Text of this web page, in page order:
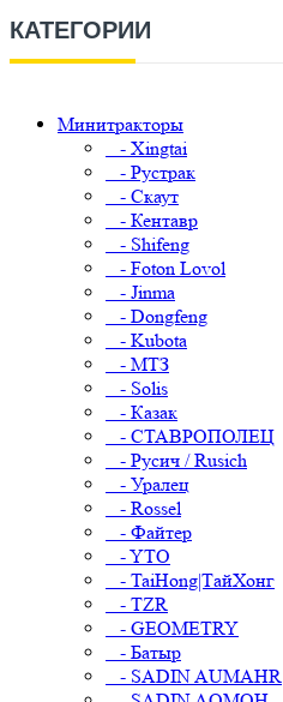
КАТЕГОРИИ
Минитракторы
- Xingtai
- Рустрак
- Скаут
- Кентавр
- Shifeng
- Foton Lovol
- Jinma
- Dongfeng
- Kubota
- МТЗ
- Solis
- Казак
- СТАВРОПОЛЕЦ
- Русич / Rusich
- Уралец
- Rossel
- Файтер
- YTO
- TaiHong|ТайХонг
- TZR
- GEOMETRY
- Батыр
- SADIN AUMAHR